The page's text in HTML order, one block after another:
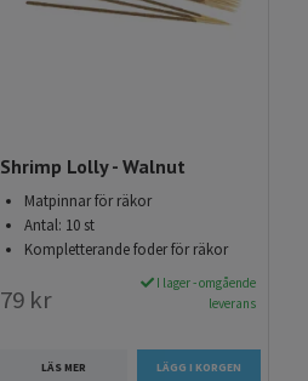
Shrimp Lolly - Walnut
Matpinnar för räkor
Antal: 10 st
Kompletterande foder för räkor
79 kr
I lager - omgående
leverans
LÄS MER